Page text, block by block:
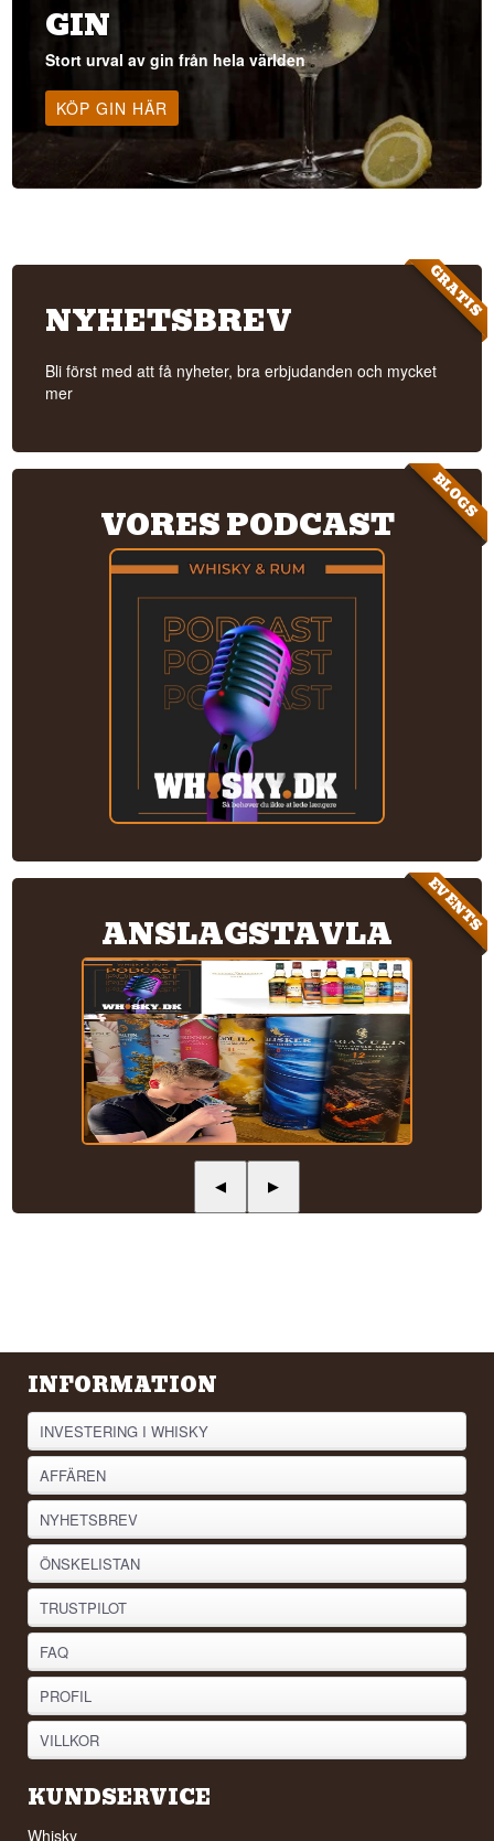
GIN
Stort urval av gin från hela världen
KÖP GIN HÄR
GRATIS
NYHETSBREV
Bli först med att få nyheter, bra erbjudanden och mycket
mer
BLOGS
VORES PODCAST
EVENTS
ANSLAGSTAVLA
◀ ▶
INFORMATION
INVESTERING I WHISKY
AFFÄREN
NYHETSBREV
ÖNSKELISTAN
TRUSTPILOT
FAQ
PROFIL
VILLKOR
KUNDSERVICE
Whisky